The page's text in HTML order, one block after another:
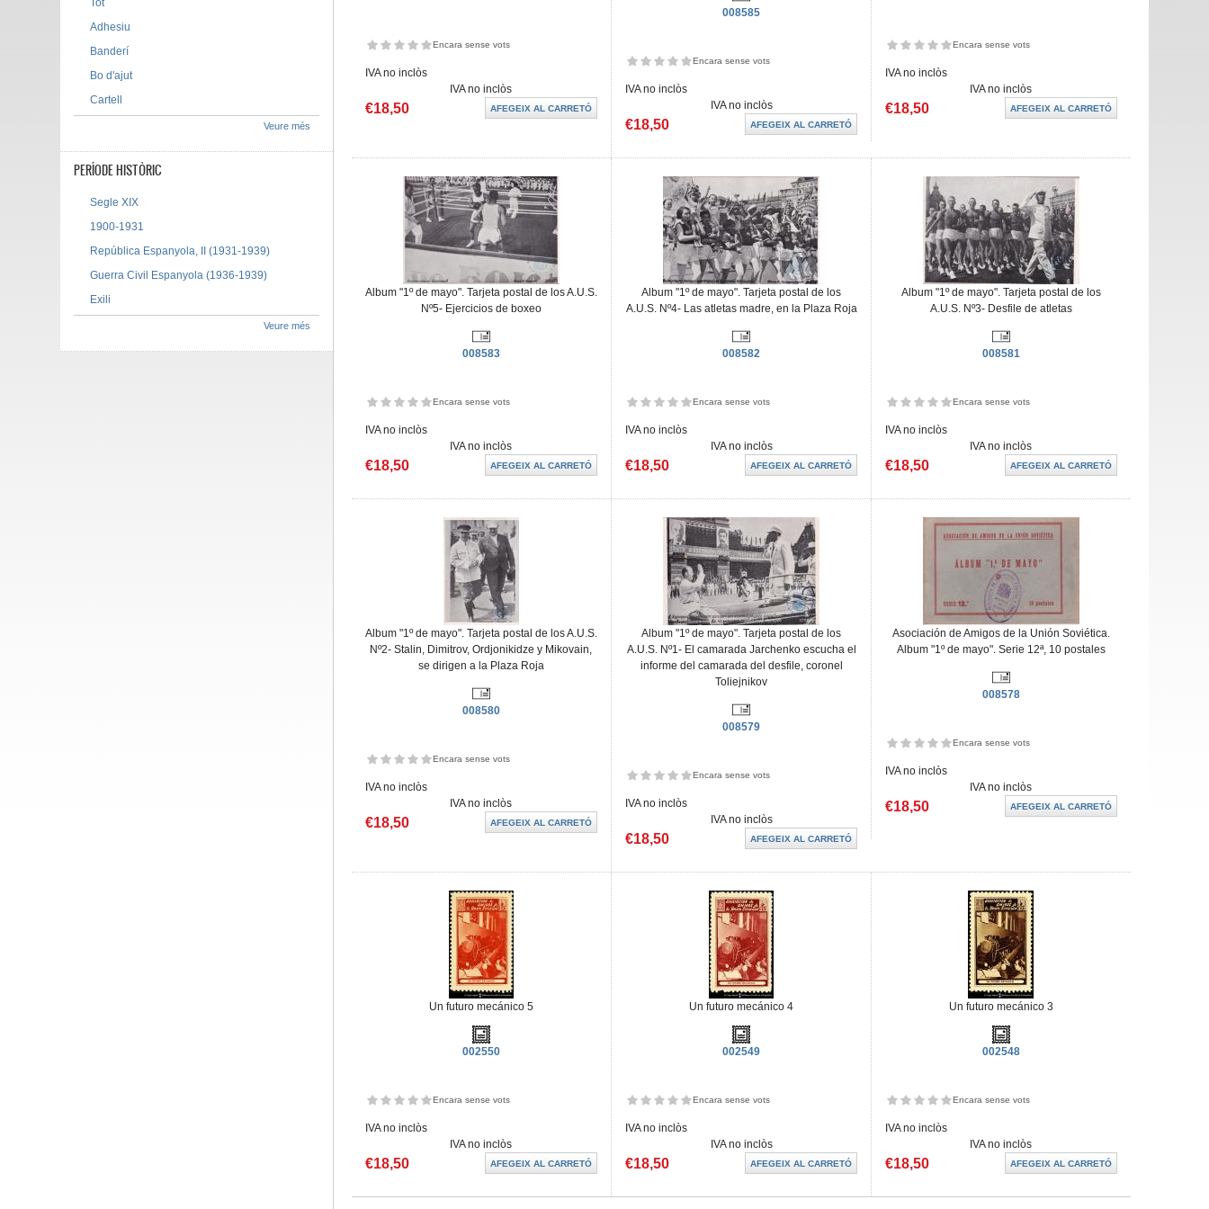
Encara sense vots
IVA no inclòs
IVA no inclòs
€18,50
008585
Encara sense vots
IVA no inclòs
IVA no inclòs
€18,50
Encara sense vots
IVA no inclòs
IVA no inclòs
€18,50
Album "1º de mayo". Tarjeta postal de los A.U.S.
Nº5- Ejercicios de boxeo
008583
Encara sense vots
IVA no inclòs
IVA no inclòs
€18,50
Album "1º de mayo". Tarjeta postal de los
A.U.S. Nº4- Las atletas madre, en la Plaza Roja
008582
Encara sense vots
IVA no inclòs
IVA no inclòs
€18,50
Album "1º de mayo". Tarjeta postal de los
A.U.S. Nº3- Desfile de atletas
008581
Encara sense vots
IVA no inclòs
IVA no inclòs
€18,50
Album "1º de mayo". Tarjeta postal de los A.U.S.
Nº2- Stalin, Dimitrov, Ordjonikidze y Mikovain,
se dirigen a la Plaza Roja
008580
Encara sense vots
IVA no inclòs
IVA no inclòs
€18,50
Album "1º de mayo". Tarjeta postal de los
A.U.S. Nº1- El camarada Jarchenko escucha el
informe del camarada del desfile, coronel
Toliejnikov
008579
Encara sense vots
IVA no inclòs
IVA no inclòs
€18,50
Asociación de Amigos de la Unión Soviética.
Album "1º de mayo". Serie 12ª, 10 postales
008578
Encara sense vots
IVA no inclòs
IVA no inclòs
€18,50
Un futuro mecánico 5
002550
Encara sense vots
IVA no inclòs
IVA no inclòs
€18,50
Un futuro mecánico 4
002549
Encara sense vots
IVA no inclòs
IVA no inclòs
€18,50
Un futuro mecánico 3
002548
Encara sense vots
IVA no inclòs
IVA no inclòs
€18,50
Tot
Adhesiu
Banderí
Bo d'ajut
Cartell
Veure més
PERÍODE HISTÒRIC
Segle XIX
1900-1931
República Espanyola, II (1931-1939)
Guerra Civil Espanyola (1936-1939)
Exili
Veure més